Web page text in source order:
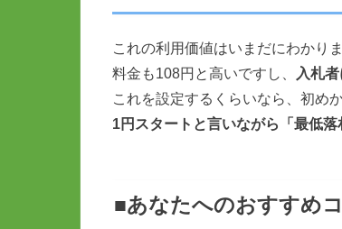
これの利用価値はいまだにわかりま
料金も108円と高いですし、
入札
これを設定するくらいなら、初め
1円スタートと言いながら「最低
■あなたへのおすすめ